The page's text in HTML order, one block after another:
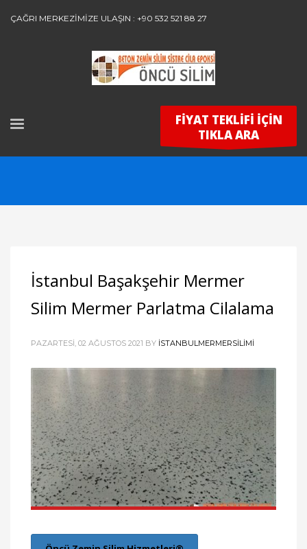
ÇAĞRI MERKEZİMİZE ULAŞIN : +90 532 521 88 27
FİYAT TEKLİFİ İÇİN
TIKLA ARA
İstanbul Başakşehir Mermer
Silim Mermer Parlatma Cilalama
PAZARTESI, 02 AĞUSTOS 2021 BY ISTANBULMERMERSILIMI